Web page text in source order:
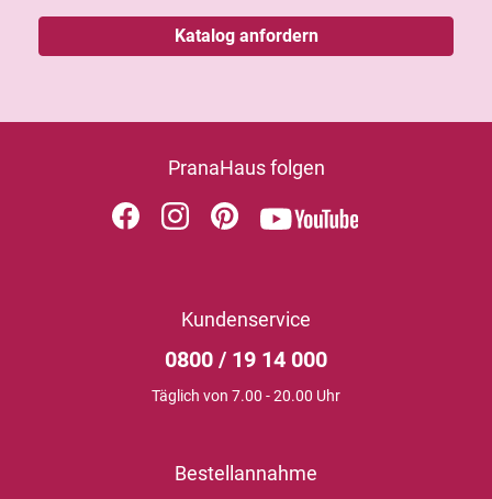
Katalog anfordern
PranaHaus folgen
Kundenservice
0800 / 19 14 000
Täglich von 7.00 - 20.00 Uhr
Bestellannahme